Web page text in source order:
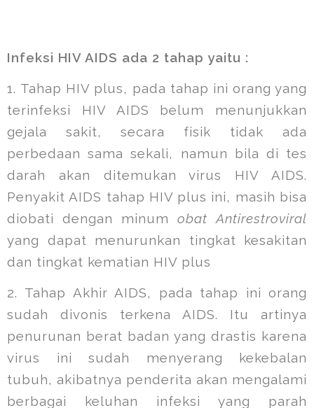
Infeksi HIV AIDS ada 2 tahap yaitu :
1. Tahap HIV plus, pada tahap ini orang yang
terinfeksi HIV AIDS belum menunjukkan
gejala sakit, secara fisik tidak ada
perbedaan sama sekali, namun bila di tes
darah akan ditemukan virus HIV AIDS.
Penyakit AIDS tahap HIV plus ini, masih bisa
diobati dengan minum obat Antirestroviral
yang dapat menurunkan tingkat kesakitan
dan tingkat kematian HIV plus
2. Tahap Akhir AIDS, pada tahap ini orang
sudah divonis terkena AIDS. Itu artinya
penurunan berat badan yang drastis karena
virus ini sudah menyerang kekebalan
tubuh, akibatnya penderita akan mengalami
berbagai keluhan infeksi yang parah